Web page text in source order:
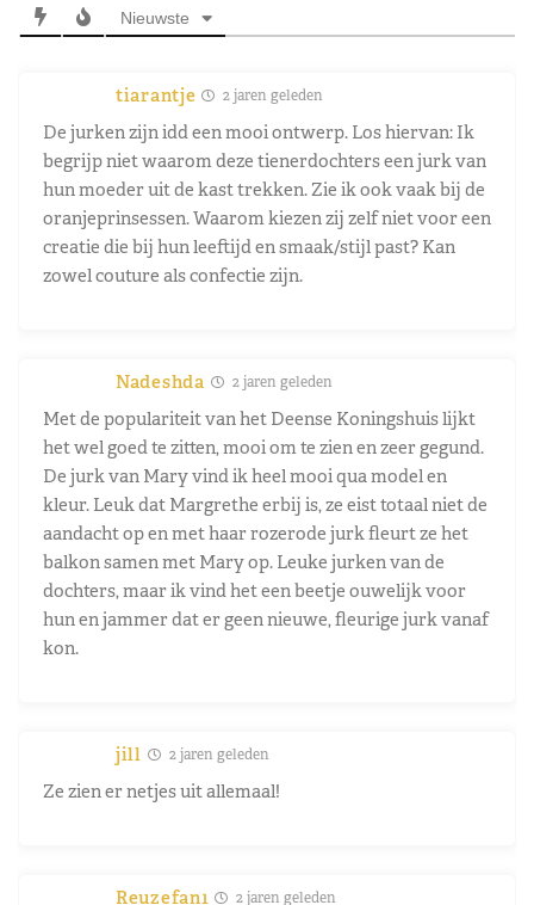
Nieuwste
tiarantje 2 jaren geleden
De jurken zijn idd een mooi ontwerp. Los hiervan: Ik
begrijp niet waarom deze tienerdochters een jurk van
hun moeder uit de kast trekken. Zie ik ook vaak bij de
oranjeprinsessen. Waarom kiezen zij zelf niet voor een
creatie die bij hun leeftijd en smaak/stijl past? Kan
zowel couture als confectie zijn.
Nadeshda 2 jaren geleden
Met de populariteit van het Deense Koningshuis lijkt
het wel goed te zitten, mooi om te zien en zeer gegund.
De jurk van Mary vind ik heel mooi qua model en
kleur. Leuk dat Margrethe erbij is, ze eist totaal niet de
aandacht op en met haar rozerode jurk fleurt ze het
balkon samen met Mary op. Leuke jurken van de
dochters, maar ik vind het een beetje ouwelijk voor
hun en jammer dat er geen nieuwe, fleurige jurk vanaf
kon.
jill 2 jaren geleden
Ze zien er netjes uit allemaal!
Reuzefan1 2 jaren geleden